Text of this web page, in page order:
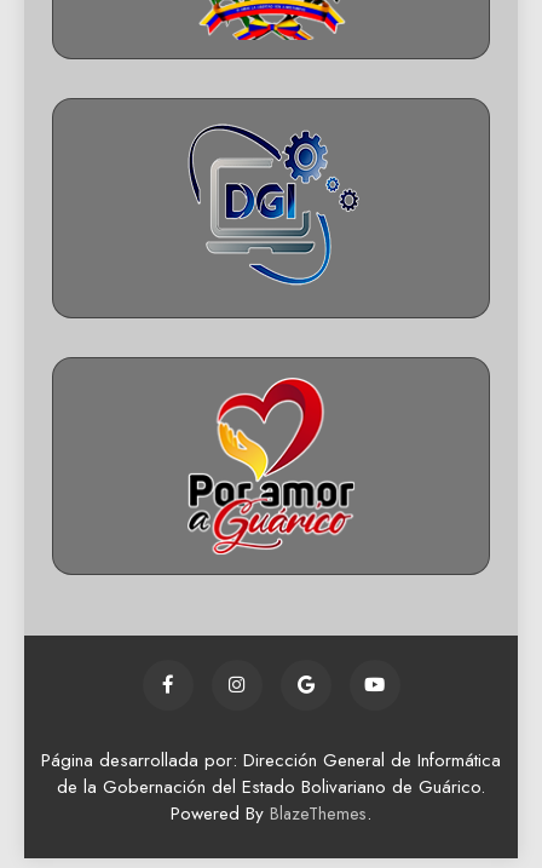
Página desarrollada por: Dirección General de Informática
de la Gobernación del Estado Bolivariano de Guárico.
Powered By BlazeThemes.